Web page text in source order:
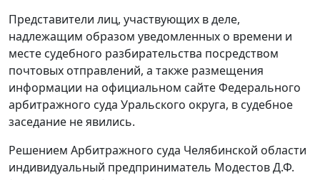
Представители лиц, участвующих в деле,
надлежащим образом уведомленных о времени и
месте судебного разбирательства посредством
почтовых отправлений, а также размещения
информации на официальном сайтеФедерального
арбитражного суда Уральского округа, в судебное
заседание не явились.
Решением Арбитражного суда Челябинской области
индивидуальный предприниматель Модестов Д.Ф.